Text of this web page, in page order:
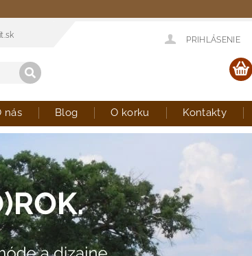
PRIHLÁSENIE
nás Blog O korku Kontakty